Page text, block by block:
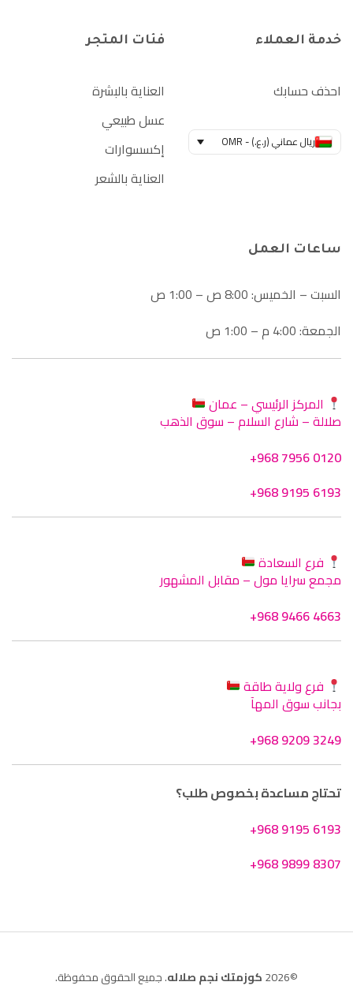
خدمة العملاء
احذف حسابك
ريال عماني (ر.ع.) - OMR
فئات المتجر
العناية بالبشرة
عسل طبيعي
إكسسوارات
العناية بالشعر
ساعات العمل
السبت – الخميس: 8:00 ص – 1:00 ص
الجمعة: 4:00 م – 1:00 ص
المركز الرئيسي – عمان
صلالة – شارع السلام – سوق الذهب
+968 7956 0120
+968 9195 6193
فرع السعادة
مجمع سرايا مول – مقابل المشهور
+968 9466 4663
فرع ولاية طاقة
بجانب سوق المهآ
+968 9209 3249
تحتاج مساعدة بخصوص طلب؟
+968 9195 6193
+968 9899 8307
©2026 كوزمتك نجم صلاله. جميع الحقوق محفوظة.